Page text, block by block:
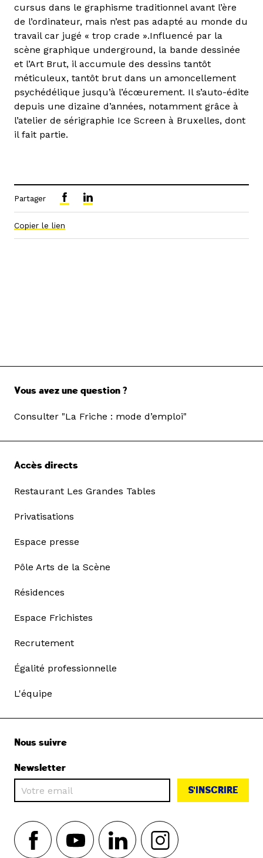
cursus dans le graphisme traditionnel avant l’ère
de l’ordinateur, mais n’est pas adapté au monde du
travail car jugé « trop crade ».Influencé par la
scène graphique underground, la bande dessinée
et l’Art Brut, il accumule des dessins tantôt
méticuleux, tantôt brut dans un amoncellement
psychédélique jusqu’à l’écœurement. Il s’auto-édite
depuis une dizaine d’années, notamment grâce à
l’atelier de sérigraphie Ice Screen à Bruxelles, dont
il fait partie.
Partager
Copier le lien
Vous avez une question ?
Consulter "La Friche : mode d’emploi"
Accès directs
Restaurant Les Grandes Tables
Privatisations
Espace presse
Pôle Arts de la Scène
Résidences
Espace Frichistes
Recrutement
Égalité professionnelle
L'équipe
Nous suivre
Newsletter
S'INSCRIRE